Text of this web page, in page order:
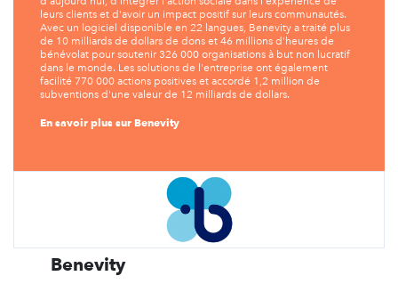
leurs clients et d'avoir un impact positif sur leurs communautés.
Avec un logiciel disponible en 22 langues, Benevity a traité plus
de 10 milliards de dollars de dons et 46 millions d'heures de
bénévolat pour soutenir 326 000 organisations à but non lucratif
dans le monde. Les solutions de l'entreprise ont également
facilité 770 000 actions positives et accordé 1,2 million de
subventions d'une valeur de 12 milliards de dollars.
En savoir plus sur Benevity
Benevity